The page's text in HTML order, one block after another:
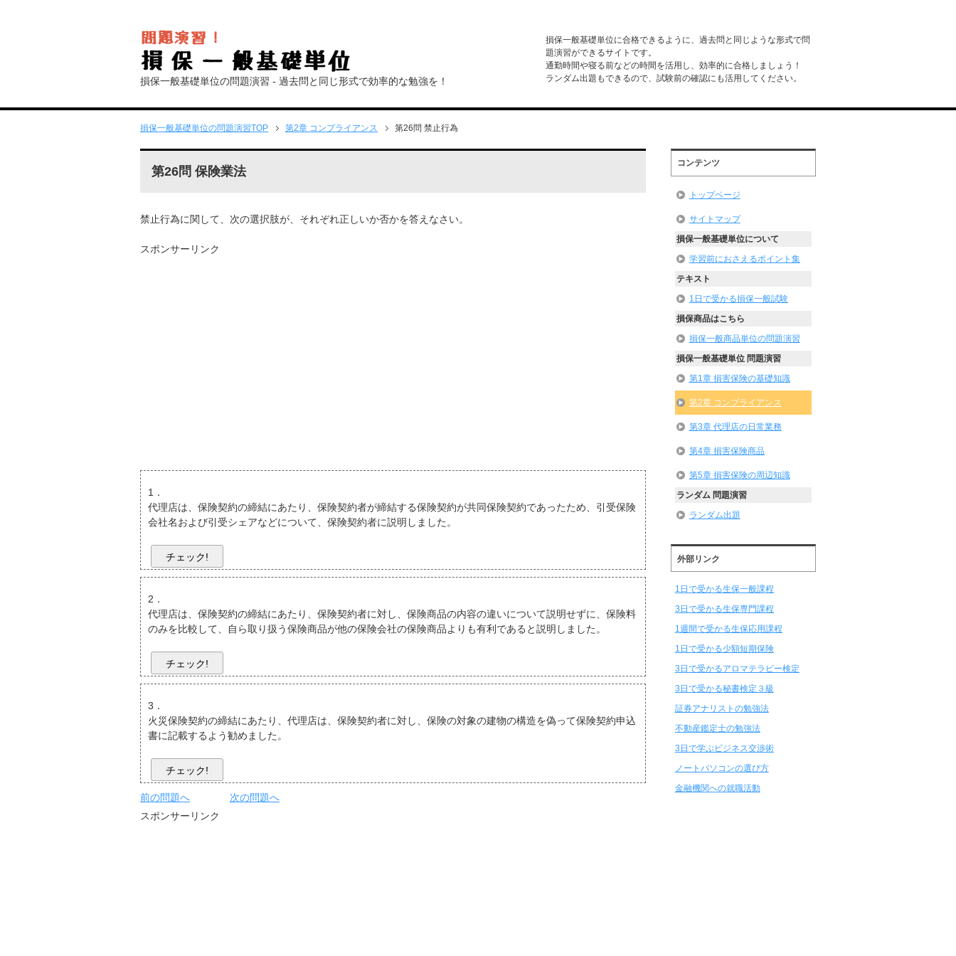
損保一般基礎単位の問題演習 - 過去問と同じ形式で効率的な勉強を！
損保一般基礎単位に合格できるように、過去問と同じような形式で問
題演習ができるサイトです。
通勤時間や寝る前などの時間を活用し、効率的に合格しましょう！
ランダム出題もできるので、試験前の確認にも活用してください。
損保一般基礎単位の問題演習TOP 第2章 コンプライアンス 第26問 禁止行為
第26問 保険業法
禁止行為に関して、次の選択肢が、それぞれ正しいか否かを答えなさい。
スポンサーリンク
1．
代理店は、保険契約の締結にあたり、保険契約者が締結する保険契約が共同保険契約であったため、引受保険
会社名および引受シェアなどについて、保険契約者に説明しました。
チェック!
2．
代理店は、保険契約の締結にあたり、保険契約者に対し、保険商品の内容の違いについて説明せずに、保険料
のみを比較して、自ら取り扱う保険商品が他の保険会社の保険商品よりも有利であると説明しました。
チェック!
3．
火災保険契約の締結にあたり、代理店は、保険契約者に対し、保険の対象の建物の構造を偽って保険契約申込
書に記載するよう勧めました。
チェック!
前の問題へ
次の問題へ
スポンサーリンク
コンテンツ
トップページ
サイトマップ
損保一般基礎単位について
学習前におさえるポイント集
テキスト
1日で受かる損保一般試験
損保商品はこちら
損保一般商品単位の問題演習
損保一般基礎単位 問題演習
第1章 損害保険の基礎知識
第2章 コンプライアンス
第3章 代理店の日常業務
第4章 損害保険商品
第5章 損害保険の周辺知識
ランダム 問題演習
ランダム出題
外部リンク
1日で受かる生保一般課程
3日で受かる生保専門課程
1週間で受かる生保応用課程
1日で受かる少額短期保険
3日で受かるアロマテラピー検定
3日で受かる秘書検定３級
証券アナリストの勉強法
不動産鑑定士の勉強法
3日で学ぶビジネス交渉術
ノートパソコンの選び方
金融機関への就職活動